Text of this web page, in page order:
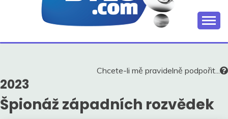
HISTORIE V
SOUVISLOSTECH
Chcete-li mě pravidelně podpořit...
2023
Špionáž západních rozvědek